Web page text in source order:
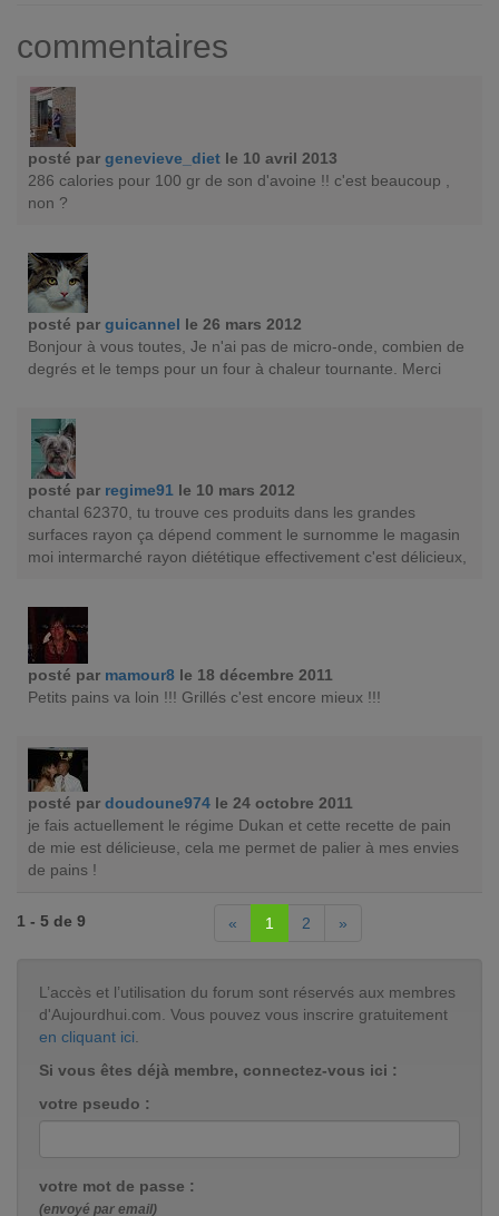
commentaires
posté par genevieve_diet le 10 avril 2013
286 calories pour 100 gr de son d'avoine !! c'est beaucoup ,
non ?
posté par guicannel le 26 mars 2012
Bonjour à vous toutes, Je n'ai pas de micro-onde, combien de
degrés et le temps pour un four à chaleur tournante. Merci
posté par regime91 le 10 mars 2012
chantal 62370, tu trouve ces produits dans les grandes
surfaces rayon ça dépend comment le surnomme le magasin
moi intermarché rayon diététique effectivement c'est délicieux,
posté par mamour8 le 18 décembre 2011
Petits pains va loin !!! Grillés c'est encore mieux !!!
posté par doudoune974 le 24 octobre 2011
je fais actuellement le régime Dukan et cette recette de pain
de mie est délicieuse, cela me permet de palier à mes envies
de pains !
1 - 5 de 9 « 1 2 »
L’accès et l’utilisation du forum sont réservés aux membres
d'Aujourdhui.com. Vous pouvez vous inscrire gratuitement
en cliquant ici.
Si vous êtes déjà membre, connectez-vous ici :
votre pseudo :
votre mot de passe :
(envoyé par email)